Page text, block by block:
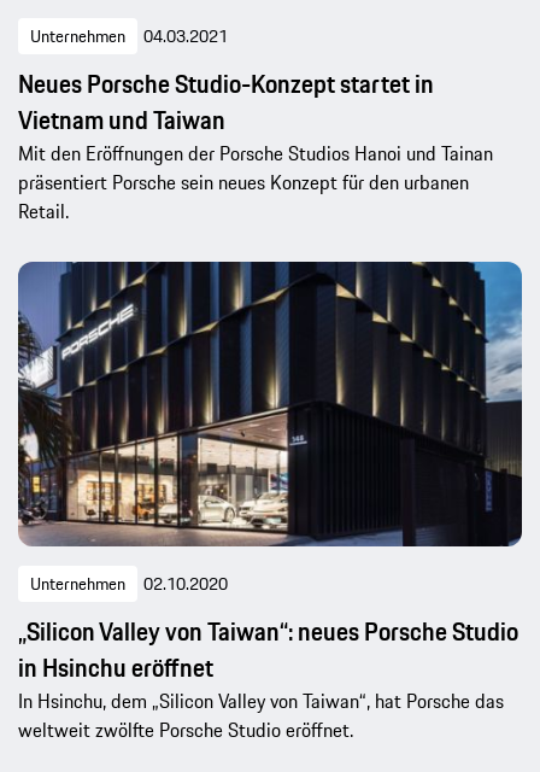
Unternehmen 04.03.2021
Neues Porsche Studio-Konzept startet in
Vietnam und Taiwan
Mit den Eröffnungen der Porsche Studios Hanoi und Tainan
präsentiert Porsche sein neues Konzept für den urbanen
Retail.
Unternehmen 02.10.2020
„Silicon Valley von Taiwan“: neues Porsche Studio
in Hsinchu eröffnet
In Hsinchu, dem „Silicon Valley von Taiwan“, hat Porsche das
weltweit zwölfte Porsche Studio eröffnet.